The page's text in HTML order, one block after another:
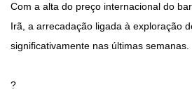
Com a alta do preço internacional do
Irã, a arrecadação ligada à exploração
significativamente nas últimas semanas.
?